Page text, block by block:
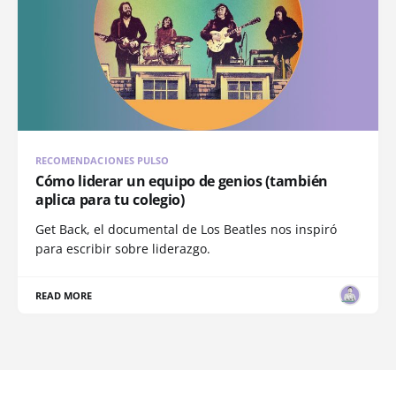
RECOMENDACIONES PULSO
Cómo liderar un equipo de genios (también
aplica para tu colegio)
Get Back, el documental de Los Beatles nos inspiró
para escribir sobre liderazgo.
READ MORE